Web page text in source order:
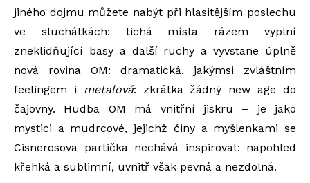
jiného dojmu můžete nabýt při hlasitějším poslechu
ve sluchátkách: tichá místa rázem vyplní
zneklidňující basy a další ruchy a vyvstane úplně
nová rovina OM: dramatická, jakýmsi zvláštním
feelingem i metalová: zkrátka žádný new age do
čajovny. Hudba OM má vnitřní jiskru – je jako
mystici a mudrcové, jejichž činy a myšlenkami se
Cisnerosova partička nechává inspirovat: napohled
křehká a sublimní, uvnitř však pevná a nezdolná.